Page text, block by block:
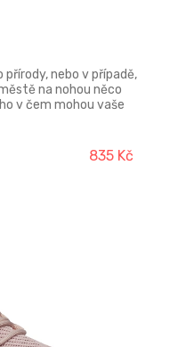
nebo v případě,
na nohou něco
v čem mohou vaše
i při zakopnutí.
delší životnost boty.
835 Kč